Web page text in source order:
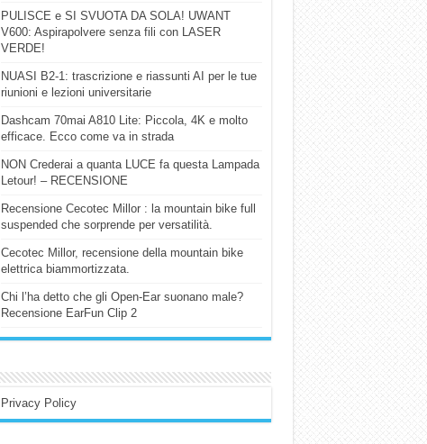
PULISCE e SI SVUOTA DA SOLA! UWANT
V600: Aspirapolvere senza fili con LASER
VERDE!
NUASI B2-1: trascrizione e riassunti AI per le tue
riunioni e lezioni universitarie
Dashcam 70mai A810 Lite: Piccola, 4K e molto
efficace. Ecco come va in strada
NON Crederai a quanta LUCE fa questa Lampada
Letour! – RECENSIONE
Recensione Cecotec Millor : la mountain bike full
suspended che sorprende per versatilità.
Cecotec Millor, recensione della mountain bike
elettrica biammortizzata.
Chi l’ha detto che gli Open-Ear suonano male?
Recensione EarFun Clip 2
Privacy Policy